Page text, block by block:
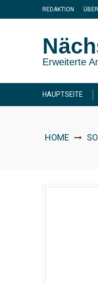
REDAKTION
Erweiterte
HAUPTSEITE
HOME